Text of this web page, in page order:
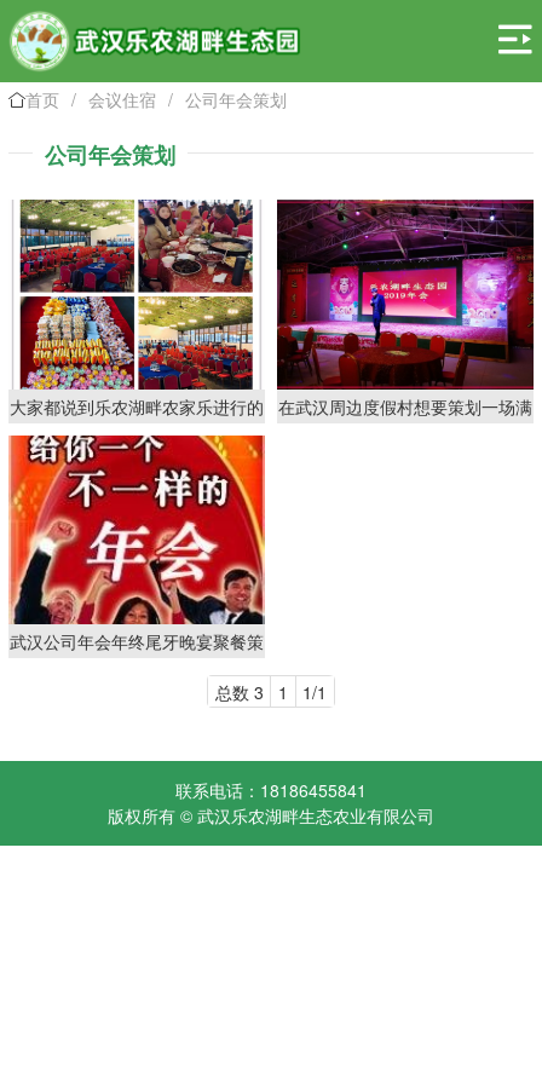

首页 / 会议住宿 / 公司年会策划
公司年会策划
大家都说到乐农湖畔农家乐进行的
武汉公司年会很有意义
在武汉周边度假村想要策划一场满
武汉公司年会年终尾牙晚宴聚餐策
划首选乐农湖畔农家乐
总数 3 1 1/1
联系电话：18186455841
版权所有 © 武汉乐农湖畔生态农业有限公司